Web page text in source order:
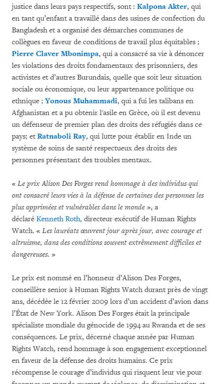
justice dans leurs pays respectifs, sont : Kalpona Akter, qui
en tant qu’enfant a travaillé dans des usines de confection du
Bangladesh et a organisé des démarches communes de
collègues en faveur de conditions de travail plus équitables ;
Pierre Claver Mbonimpa, qui a consacré sa vie à dénoncer
les violations des droits fondamentaux des prisonniers, des
activistes et d’autres Burundais, quelle que soit leur situation
sociale ou économique, ou leur appartenance politique ou
ethnique ;Yonous Muhammadi, qui a fui les talibans en
Afghanistan et a pu obtenir l'asile en Grèce, où il est devenu
un défenseur de premier plan des droits des réfugiés dans ce
pays; et Ratnaboli Ray, qui lutte pour établir en Inde un
système de soins de santé respectueux des droits des
personnes présentant des troubles mentaux.
« Le prix Alison Des Forges rend hommage à des individus qui
ont consacré leurs vies à la défense de certaines des personnes les
plus opprimées et vulnérables dans le monde », a
déclaré Kenneth Roth, directeur exécutif de Human Rights
Watch. « Les lauréats œuvrent jour après jour, avec courage et
altruisme, dans des conditions souvent extrêmement difficiles et
dangereuses. »
Le prix est nommé en l’honneur d’Alison Des Forges,
conseillère senior à Human Rights Watch durant près de vingt
ans, décédée le 12 février 2009 lors d’un accident d’avion dans
l’État de New York. Alison Des Forges était la principale
spécialiste mondiale du génocide de 1994 au Rwanda et de ses
conséquences. Le prix, décerné chaque année par Human
Rights Watch, rend hommage à son engagement exceptionnel
en faveur de la défense des droits humains. Ce prix
récompense le courage d’individus qui risquent leur vie pour